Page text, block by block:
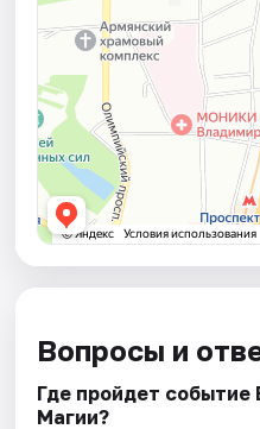
Вопросы и
Где пройдет
Магии?